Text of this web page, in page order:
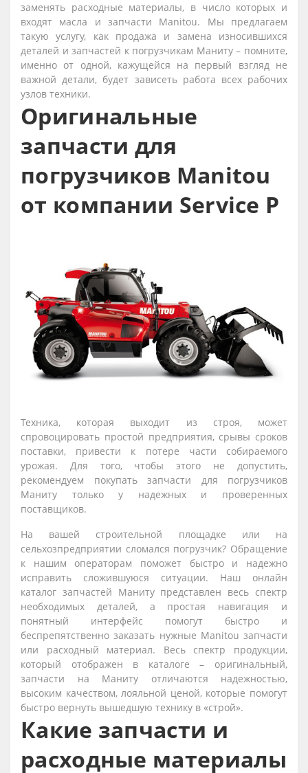
заменять расходные материалы, в число которых и
входят масла и запчасти Manitou. Мы предлагаем
такую услугу, как продажа и замена износившихся
деталей и запчастей к погрузчикам Маниту – помните,
именно от одной, кажущейся на первый взгляд не
важной детали, будет зависеть работа всех рабочих
узлов техники.
Оригинальные
запчасти для
погрузчиков Manitou
от компании Service P
Техника, которая выходит из строя, может
спровоцировать простой предприятия, срывы сроков
поставки, привести к потере части собираемого
урожая. Для того, чтобы этого не допустить,
рекомендуем покупать запчасти для погрузчиков
Маниту только у надежных и проверенных
поставщиков.
На вашей строительной площадке или на
сельхозпредприятии сломался погрузчик? Обращение
к нашим операторам поможет быстро и надежно
исправить сложившуюся ситуации. Наш онлайн
каталог запчастей Маниту представлен весь спектр
необходимых деталей, а простая навигация и
понятный интерфейс помогут быстро и
беспрепятственно заказать нужные Manitou запчасти
или расходный материал. Весь спектр продукции,
который отображен в каталоге – оригинальный,
запчасти на Маниту отличаются надежностью,
высоким качеством, лояльной ценой, которые помогут
быстро вернуть вышедшую технику в «строй».
Какие запчасти и
расходные материалы